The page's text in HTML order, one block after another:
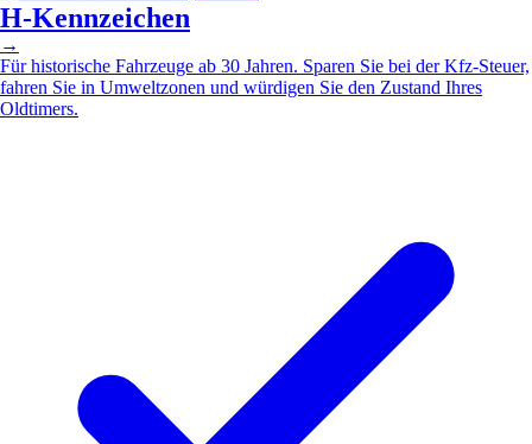
H-Kennzeichen
→
Für historische Fahrzeuge ab 30 Jahren. Sparen Sie bei der Kfz-Steuer,
fahren Sie in Umweltzonen und würdigen Sie den Zustand Ihres
Oldtimers.